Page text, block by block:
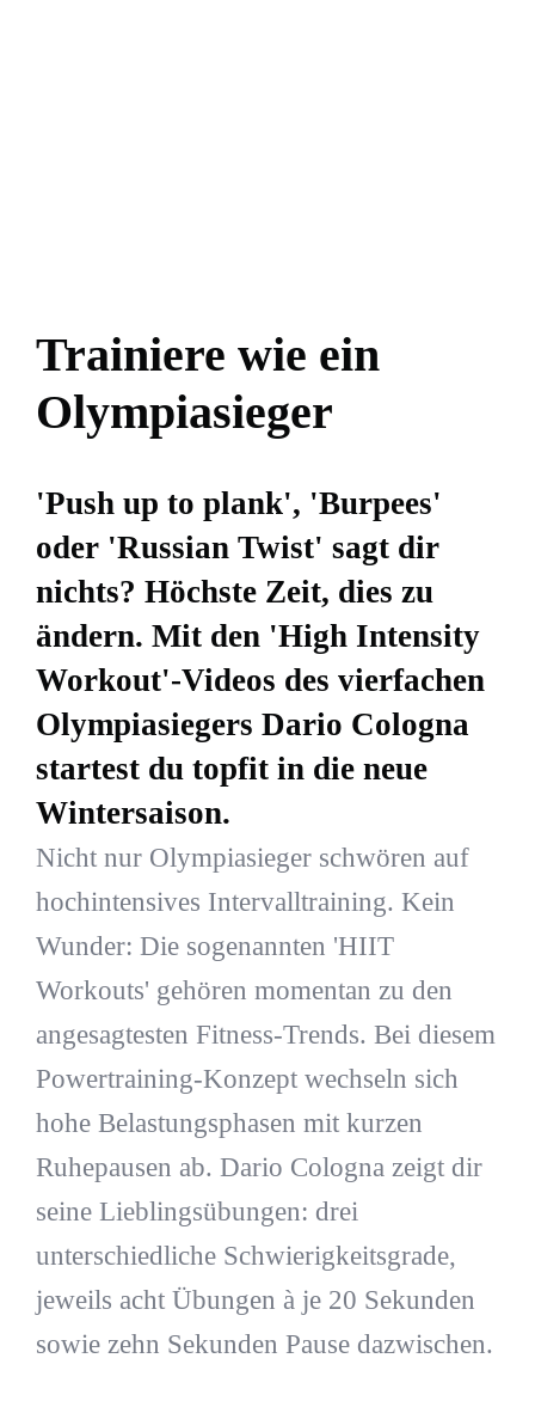
Trainiere wie ein
Olympiasieger
'Push up to plank', 'Burpees'
oder 'Russian Twist' sagt dir
nichts? Höchste Zeit, dies zu
ändern. Mit den 'High Intensity
Workout'-Videos des vierfachen
Olympiasiegers Dario Cologna
startest du topfit in die neue
Wintersaison.
Nicht nur Olympiasieger schwören auf
hochintensives Intervalltraining. Kein
Wunder: Die sogenannten 'HIIT
Workouts' gehören momentan zu den
angesagtesten Fitness-Trends. Bei diesem
Powertraining-Konzept wechseln sich
hohe Belastungsphasen mit kurzen
Ruhepausen ab. Dario Cologna zeigt dir
seine Lieblingsübungen: drei
unterschiedliche Schwierigkeitsgrade,
jeweils acht Übungen à je 20 Sekunden
sowie zehn Sekunden Pause dazwischen.